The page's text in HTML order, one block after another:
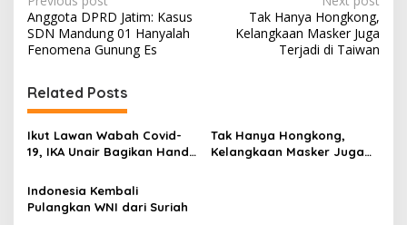
o
s
t
n
a
v
i
g
Anggota DPRD Jatim: Kasus
SDN Mandung 01 Hanyalah
Fenomena Gunung Es
Tak Hanya Hongkong,
Kelangkaan Masker Juga
Terjadi di Taiwan
Related Posts
Ikut Lawan Wabah Covid-
19, IKA Unair Bagikan Hand
Warga Malang
Tak Hanya Hongkong,
Kelangkaan Masker Juga
Indonesia Kembali
Pulangkan WNI dari Suriah